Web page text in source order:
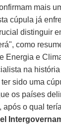
mais
cúpula já
distinguir
como
Energia e
na
sido uma
os países
após o qual